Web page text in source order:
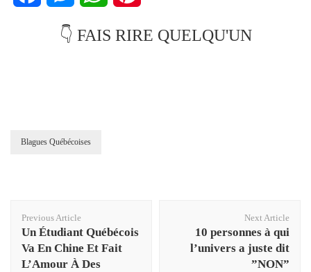
👇 FAIS RIRE QUELQU'UN
Blagues Québécoises
Navigation
Previous Article
Un Étudiant Québécois
Va En Chine Et Fait
L’Amour À Des
Next Article
10 personnes à qui
l’univers a juste dit
”NON”